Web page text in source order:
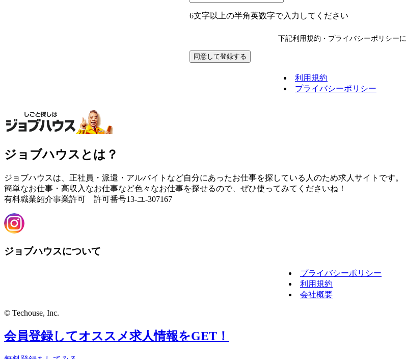
6文字以上の半角英数字で入力してください
下記利用規約・プライバシーポリシーに
利用規約
プライバシーポリシー
ジョブハウスとは？
ジョブハウスは、正社員・派遣・アルバイトなど自分にあったお仕事を探している人のため求人サイトです。
簡単なお仕事・高収入なお仕事など色々なお仕事を探せるので、ぜひ使ってみてくださいね！
有料職業紹介事業許可 許可番号13-ユ-307167
ジョブハウスについて
プライバシーポリシー
利用規約
会社概要
© Techouse, Inc.
会員登録してオススメ求人情報をGET！